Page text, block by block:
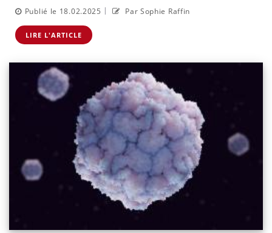
Publié le 18.02.2025 | Par Sophie Raffin
LIRE L'ARTICLE